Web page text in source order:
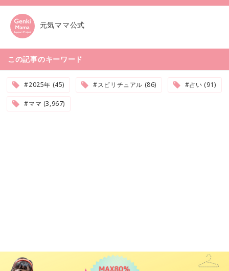
元気ママ公式
この記事のキーワード
#2025年 (45) #スピリチュアル (86) #占い (91)
#ママ (3,967)